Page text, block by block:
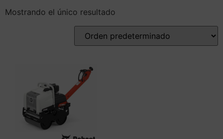
Mostrando el único resultado